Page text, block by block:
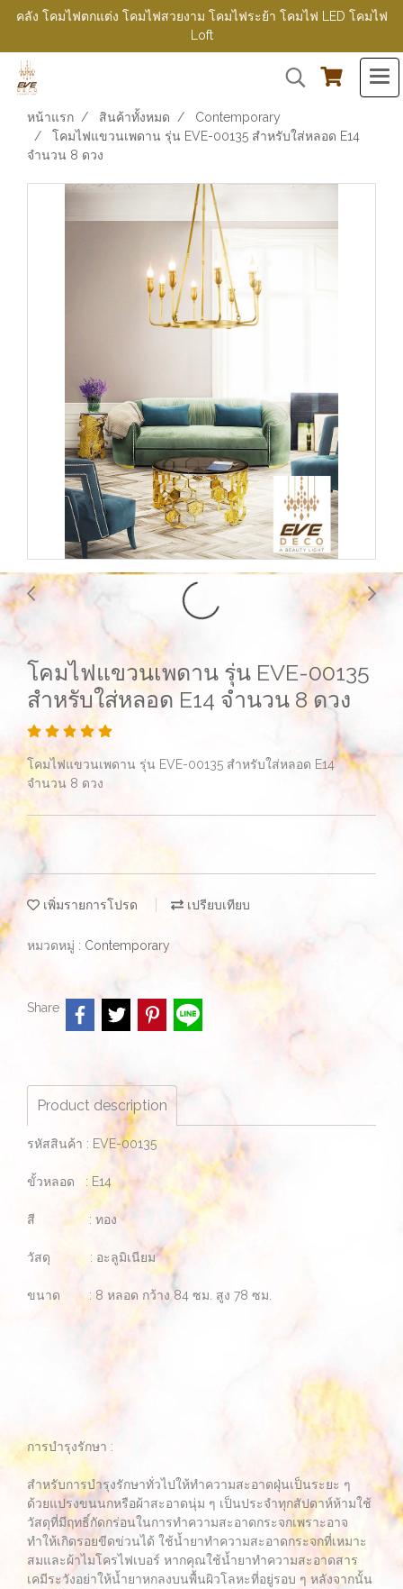
คลัง โคมไฟตกแต่ง โคมไฟสวยงาม โคมไฟระย้า โคมไฟ LED โคมไฟ
Loft
หน้าแรก สินค้าทั้งหมด
Contemporary
โคมไฟแขวนเพดาน รุ่น EVE-00135 สำหรับใส่หลอด E14
จำนวน 8 ดวง
โคมไฟแขวนเพดาน รุ่น EVE-00135
สำหรับใส่หลอด E14 จำนวน 8 ดวง
โคมไฟแขวนเพดาน รุ่น EVE-00135 สำหรับใส่หลอด E14
จำนวน 8 ดวง
เพิ่มรายการโปรด เปรียบเทียบ
หมวดหมู่ : Contemporary
Share
Product description
รหัสสินค้า : EVE-00135
ขั้วหลอด : E14
สี : ทอง
วัสดุ : อะลูมิเนียม
ขนาด : 8 หลอด กว้าง 84 ซม. สูง 78 ซม.
การบำรุงรักษา :
สำหรับการบำรุงรักษาทั่วไปให้ทำความสะอาดฝุ่นเป็นระยะ ๆ
ด้วยแปรงขนนกหรือผ้าสะอาดนุ่ม ๆ เป็นประจำทุกสัปดาห์ห้ามใช้
วัสดุที่มีฤทธิ์กัดกร่อนในการทำความสะอาดกระจกเพราะอาจ
ทำให้เกิดรอยขีดข่วนได้ ใช้น้ำยาทำความสะอาดกระจกที่เหมาะ
สมและผ้าไมโครไฟเบอร์ หากคุณใช้น้ำยาทำความสะอาดสาร
เคมีระวังอย่าให้น้ำยาหกลงบนพื้นผิวโลหะที่อยู่รอบ ๆ หลังจากนั้น